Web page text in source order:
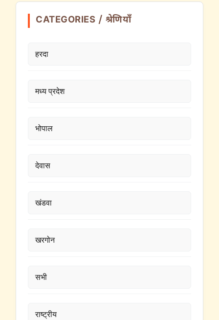
CATEGORIES / श्रेणियाँ
हरदा
मध्य प्रदेश
भोपाल
देवास
खंडवा
खरगोन
सभी
राष्ट्रीय